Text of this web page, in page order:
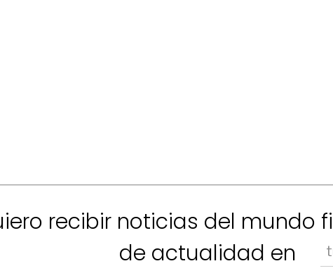
recibir noticias del mundo
de actualidad en